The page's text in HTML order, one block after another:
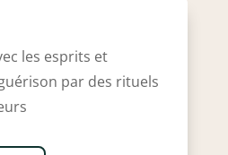
les esprits et
par des rituels